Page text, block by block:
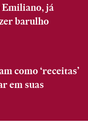
Emiliano, já
barulho
como ‘receitas’
em suas